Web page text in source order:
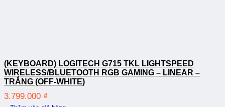
(KEYBOARD) LOGITECH G715 TKL LIGHTSPEED
WIRELESS/BLUETOOTH RGB GAMING – LINEAR –
TRẮNG (OFF-WHITE)
3.799.000 ₫